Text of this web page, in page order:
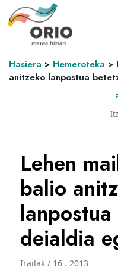
Hasiera > Hemeroteka >
anitzeko lanpostua
Lehen
balio
deialdia
Irailak / 16 . 2013